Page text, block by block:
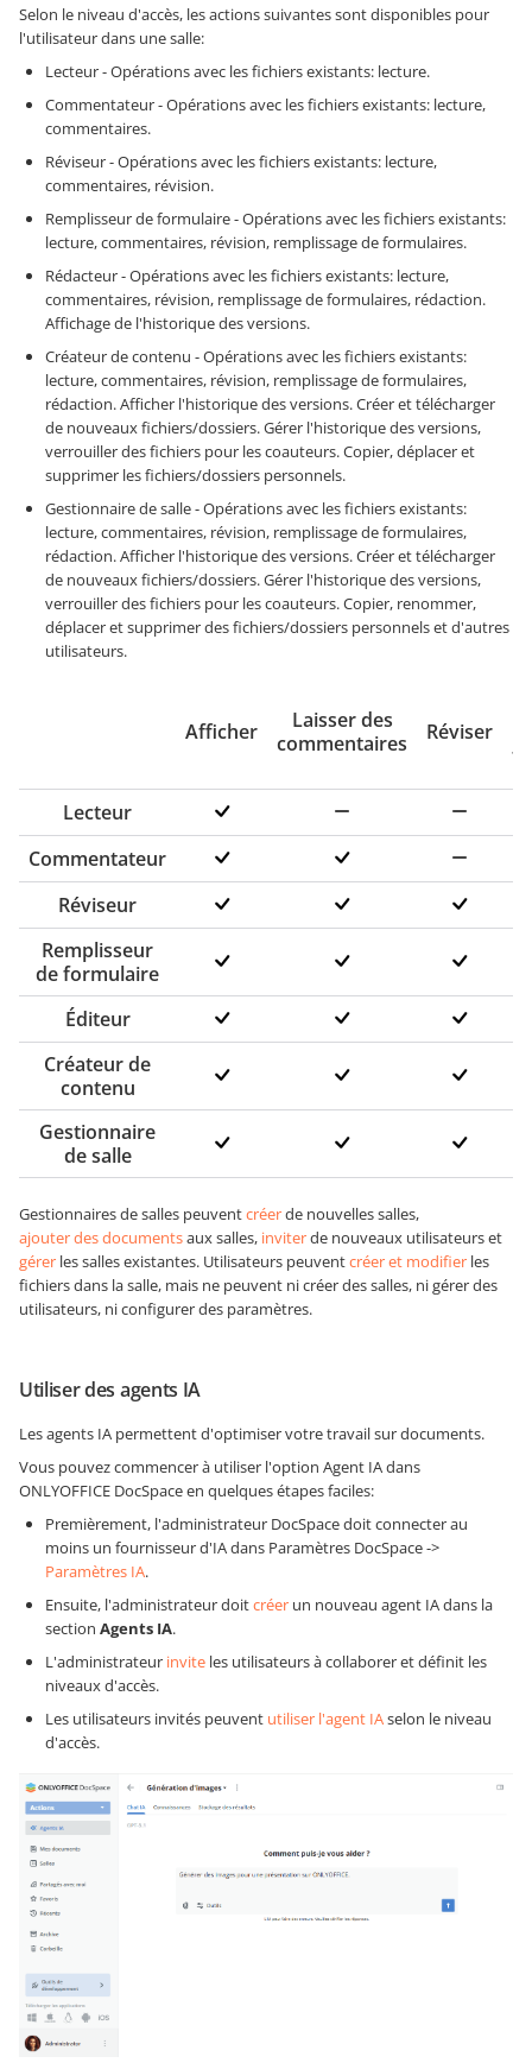
Selon le niveau d'accès, les actions suivantes sont disponibles pour
l'utilisateur dans une salle:
Lecteur - Opérations avec les fichiers existants: lecture.
Commentateur - Opérations avec les fichiers existants: lecture,
commentaires.
Réviseur - Opérations avec les fichiers existants: lecture,
commentaires, révision.
Remplisseur de formulaire - Opérations avec les fichiers existants:
lecture, commentaires, révision, remplissage de formulaires.
Rédacteur - Opérations avec les fichiers existants: lecture,
commentaires, révision, remplissage de formulaires, rédaction.
Affichage de l'historique des versions.
Créateur de contenu - Opérations avec les fichiers existants:
lecture, commentaires, révision, remplissage de formulaires,
rédaction. Afficher l'historique des versions. Créer et télécharger
de nouveaux fichiers/dossiers. Gérer l'historique des versions,
verrouiller des fichiers pour les coauteurs. Copier, déplacer et
supprimer les fichiers/dossiers personnels.
Gestionnaire de salle - Opérations avec les fichiers existants:
lecture, commentaires, révision, remplissage de formulaires,
rédaction. Afficher l'historique des versions. Créer et télécharger
de nouveaux fichiers/dossiers. Gérer l'historique des versions,
verrouiller des fichiers pour les coauteurs. Copier, renommer,
déplacer et supprimer des fichiers/dossiers personnels et d'autres
utilisateurs.
Afficher
Laisser des
commentaires
Réviser
Lecteur
Commentateur
Réviseur
Remplisseur
de formulaire
Éditeur
Créateur de
contenu
Gestionnaire
de salle
Gestionnaires de salles peuventcréerde nouvelles salles,
ajouter des documentsaux salles, inviterde nouveaux utilisateurs et
gérer les salles existantes. Utilisateurs peuventcréer et modifier les
fichiers dans la salle, mais ne peuvent ni créer des salles, ni gérer des
utilisateurs, ni configurer des paramètres.
Utiliser des agents IA
Les agents IA permettent d'optimiser votre travail sur documents.
Vous pouvez commencer à utiliser l'option Agent IA dans
ONLYOFFICE DocSpace en quelques étapes faciles:
Premièrement, l'administrateur DocSpace doit connecter au
moins un fournisseur d'IA dans Paramètres DocSpace ->
Paramètres IA.
Ensuite, l'administrateur doitcréer un nouveau agent IA dans la
section Agents IA.
L'administrateur invite les utilisateurs à collaborer et définit les
niveaux d'accès.
Les utilisateurs invités peuvent utiliser l'agent IAselon le niveau
d'accès.